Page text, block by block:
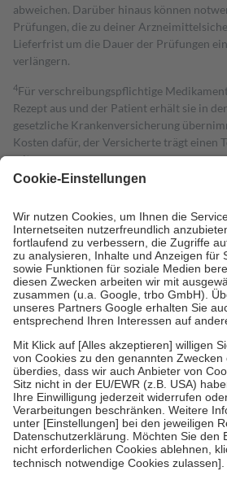
abweichen. Darüber hinaus können
Prüfungen, die zu deiner
Lieferfrist um die Dauer der Prüfungen
verlängern.
4Für verschreibungspflichtige
Rezept aus und der Patient erhält sie in
gesetzliche Krankenversicherung
Kosten dafür, der Versicherte trägt einen
mit.
Grundsätzlich leisten Mitglieder
höchstens zehn Euro.
Es sind jedoch nie
Kosten der Leistung zu entrichten.
Diese Regeln gelten grundsätzlich auch
Bei Heilmitteln und häuslicher
Zuzahlung zehn Prozent der Kosten sowie
Verordnung.
Um das Engagement der Versicherten für
stärken und die besondere Stellung der
fallenkeine Zuzahlungenan bei:
• Kindern und Jugendlichen bis zum
mit Ausnahme der Fahrkosten
• Untersuchungen zur Vorsorge und
GKV getragen werden
• empfohlenen Schutzimpfungen
• Harn- und Blutteststreifen